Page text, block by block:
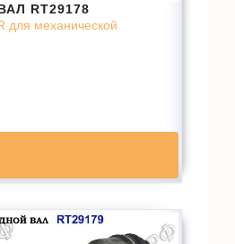
RT29178
для механической